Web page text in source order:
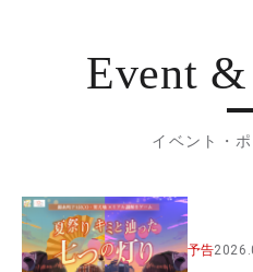
Event
イベント・
予告